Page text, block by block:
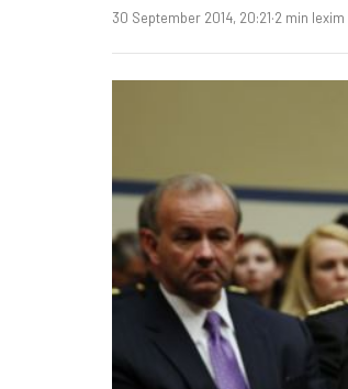
30 September 2014, 20:21·2 min lexim